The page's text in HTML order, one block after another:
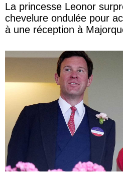
La princesse Leonor
chevelure ondulée pour
à une réception à